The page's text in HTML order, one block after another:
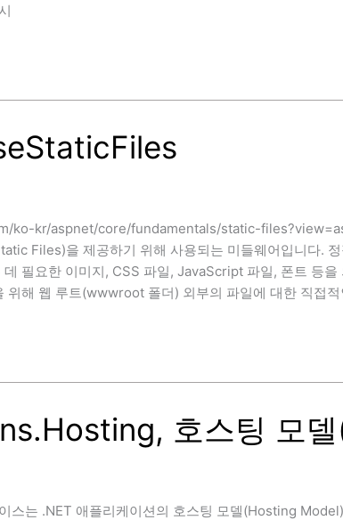
ko-kr/aspnet/core/fundamentals/static-
Files)을 제공하기 위해 사용되는 미들웨어입니다.
필요한 이미지, CSS 파일, JavaScript 파일, 폰트 등을
해 웹 루트(wwwroot 폴더) 외부의 파일에 대한 직접
호스팅 모
는 .NET 애플리케이션의 호스팅 모델(Hosting